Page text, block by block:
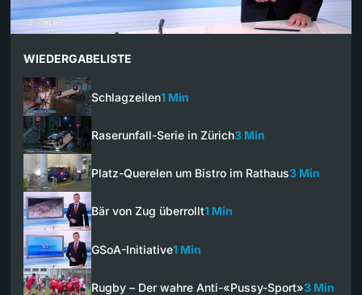
WIEDERGABELISTE
Schlagzeilen1 Min
Raserunfall-Serie in Zürich3 Min
Platz-Querelen um Bistro im Rathaus3 Min
Bär von Zug überrollt1 Min
GSoA-Initiative1 Min
Rugby – Der wahre Anti-«Pussy-Sport»3 Min